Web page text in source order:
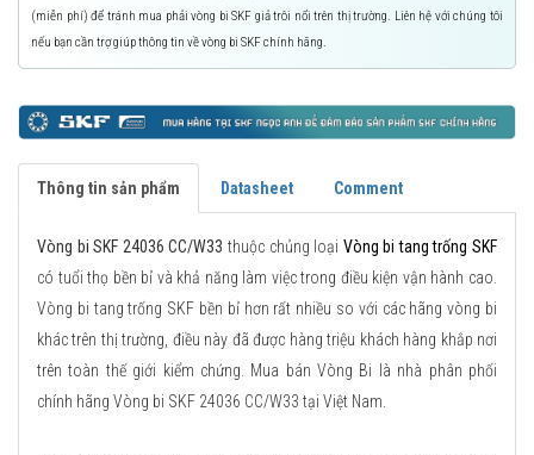
(miễn phí) để tránh mua phải vòng bi SKF giả trôi nổi trên thị trường. Liên hệ với chúng tôi
nếu bạn cần trợ giúp thông tin về vòng bi SKF chính hãng.
Thông tin sản phẩm Datasheet Comment
Vòng bi SKF 24036 CC/W33 thuộc chủng loại Vòng bi tang trống SKF
có tuổi thọ bền bỉ và khả năng làm việc trong điều kiện vận hành cao.
Vòng bi tang trống SKF bền bỉ hơn rất nhiều so với các hãng vòng bi
khác trên thị trường, điều này đã được hàng triệu khách hàng khắp nơi
trên toàn thế giới kiểm chứng. Mua bán Vòng Bi là nhà phân phối
chính hãng Vòng bi SKF 24036 CC/W33 tại Việt Nam.